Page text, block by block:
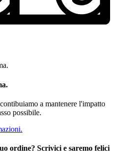
a mantenere l'impatto
possibile.
ordine? Scrivici e saremo felici